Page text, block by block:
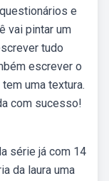
e
vai pintar um
tudo
escrever o
uma textura.
com sucesso!
série já com 14
da laura uma